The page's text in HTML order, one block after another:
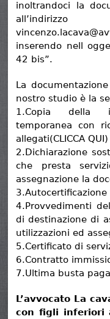
inoltrandoci la
inserendo nell
42 bis”.
La
nostro studio è la
1.Copia della
temporanea con
allegati(CLICCA
2.Dichiarazione
che presta
assegnazione la
4.Provvedimenti
di destinazione di
utilizzazioni ed
5.Certificato di
6.Contratto
7.Ultima busta
L’avvocato La
con figli inferiori